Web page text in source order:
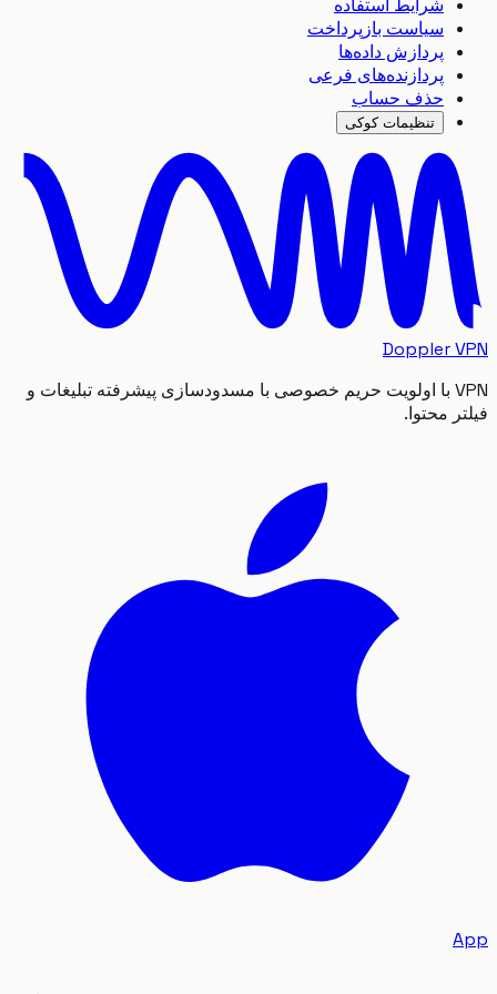
شرایط استفاده
سیاست بازپرداخت
پردازش داده‌ها
پردازنده‌های فرعی
حذف حساب
تنظیمات کوکی
Doppler
VPN با اولویت حریم خصوصی با مسدودسازی پیشرفته تبلیغات و
محتوا.